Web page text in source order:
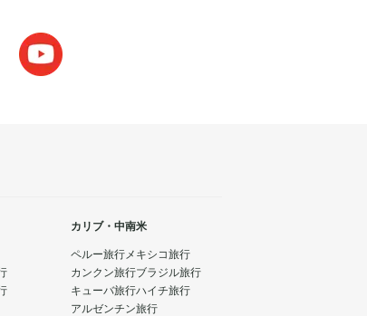
カリブ・中南米
ペルー旅行メキシコ旅行
カンクン旅行ブラジル旅行
キューバ旅行ハイチ旅行
アルゼンチン旅行